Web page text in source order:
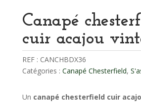
Canapé
cuir acajou
REF : CANCHBDX36
Catégories : Canapé Chesterfield,
Un canapé chesterfield cuir